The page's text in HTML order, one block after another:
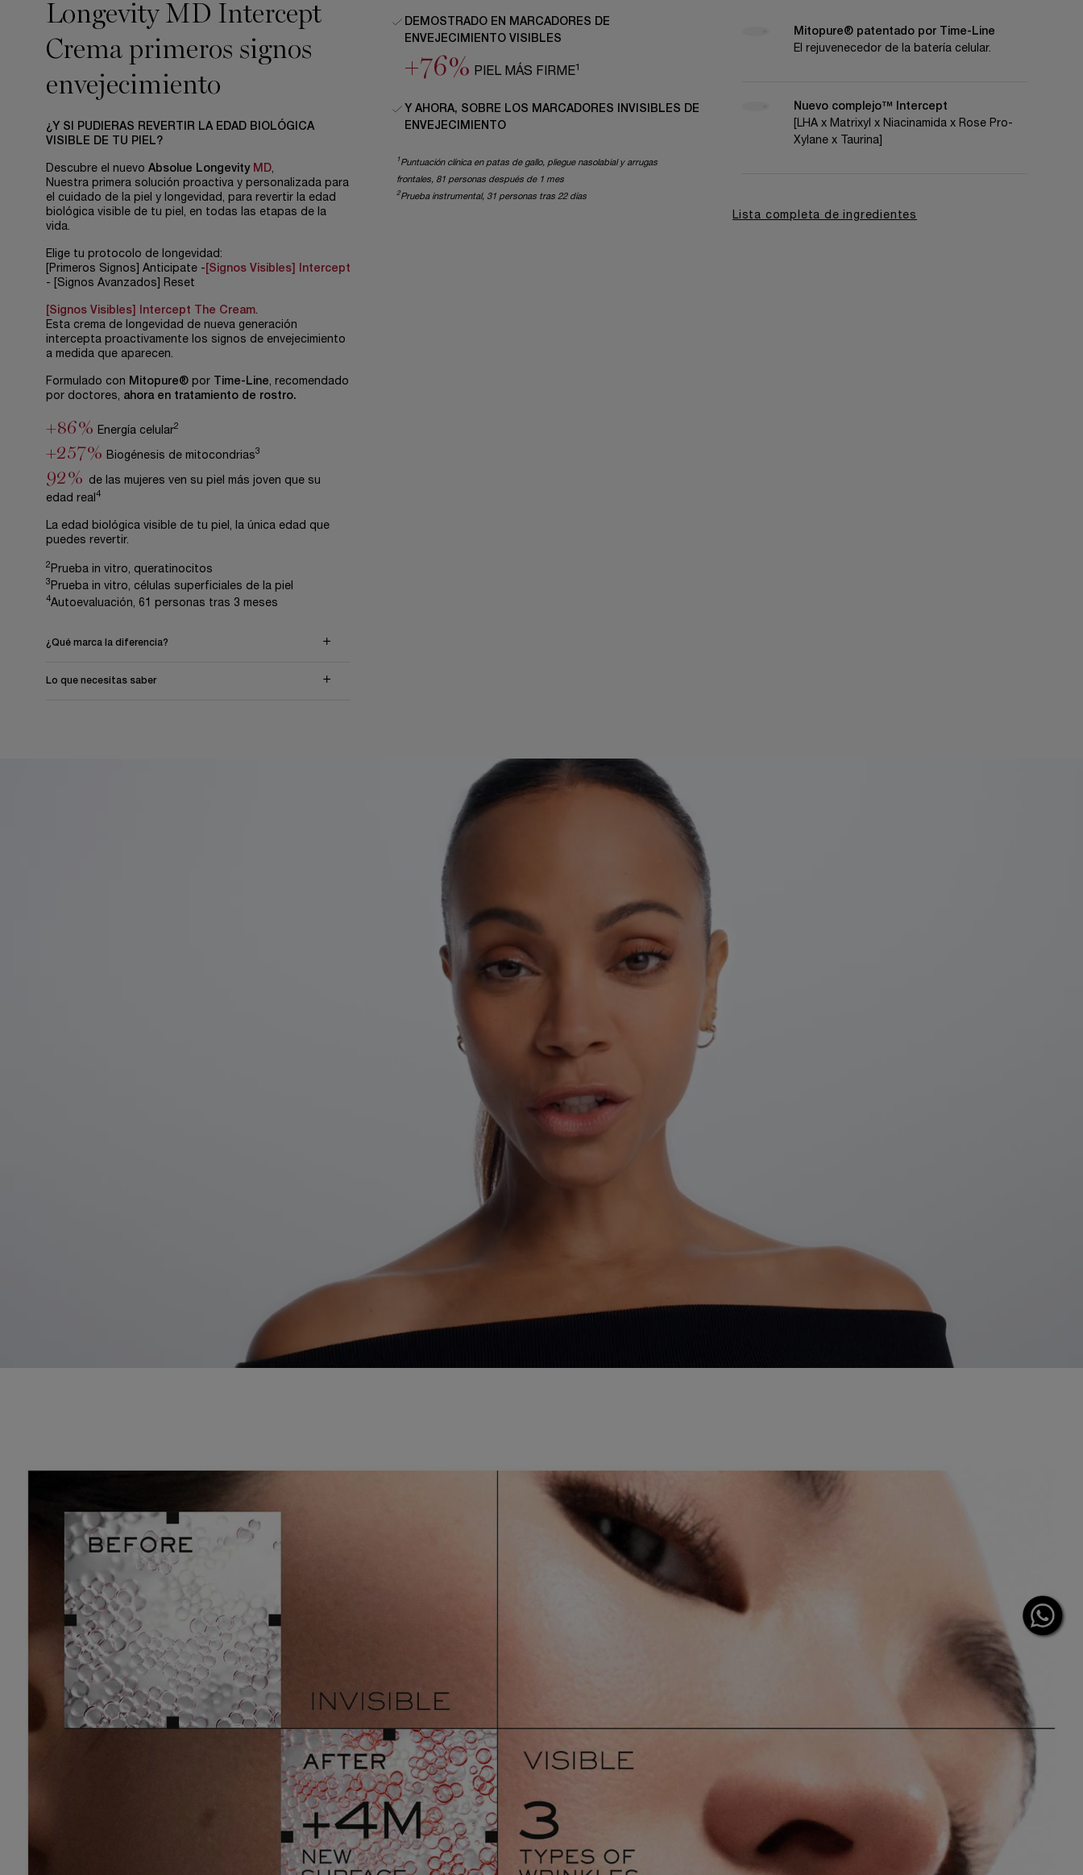
Longevity MD Intercept
Crema primeros signos
envejecimiento
¿Y SI PUDIERAS REVERTIR LA EDAD BIOLÓGICA
VISIBLE DE TU PIEL?
Descubre el nuevo Absolue Longevity MD
Nuestra primera solución proactiva y personalizada para
el cuidado de la piel y longevidad, para revertir la edad
biológica visible de tu piel, en todas las etapas de la
vida.
Elige tu protocolo de longevidad:
[Primeros Signos] Anticipate - [Signos Visibles] Intercept
- [Signos Avanzados] Reset
[Signos Visibles] Intercept The Cream
Esta crema de longevidad de nueva generación
intercepta proactivamente los signos de envejecimiento
a medida que aparecen.
Formulado con Mitopure® por Time-Line , recomendado
por doctores, ahora en tratamiento de rostro.
+86% Energía celular2
+257% Biogénesis de mitocondrias3
92%
de las mujeres ven su piel más joven que su
edad real 4
La edad biológica visible de tu piel, la única edad que
puedes revertir.
2 Prueba in vitro, queratinocitos
3 Prueba in vitro, células superficiales de la piel
4Autoevaluación, 61 personas tras 3 meses
¿Qué marca la diferencia?
Lo que necesitas saber
DEMOSTRADO EN MARCADORES DE
ENVEJECIMIENTO VISIBLES
+76% PIEL MÁS FIRME1
Y AHORA, SOBRE LOS MARCADORES INVISIBLES DE
ENVEJECIMIENTO
1 Puntuación clínica en patas de gallo, pliegue nasolabial y arrugas
frontales, 81 personas después de 1 mes
2Prueba instrumental, 31 personas tras 22 días
Mitopure® patentado por Time-Line
El rejuvenecedor de la batería celular.
Nuevo complejo™ Intercept
[LHA x Matrixyl x Niacinamida x Rose Pro-
Xylane x Taurina]
Lista completa de ingredientes